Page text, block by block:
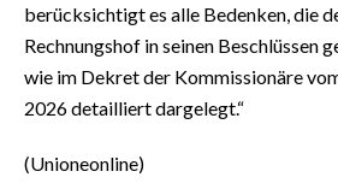
berücksichtigt es alle Bedenken, die
Rechnungshof in seinen Beschlüssen
wie im Dekret der Kommissionäre
2026 detailliert dargelegt.“
(Unioneonline)